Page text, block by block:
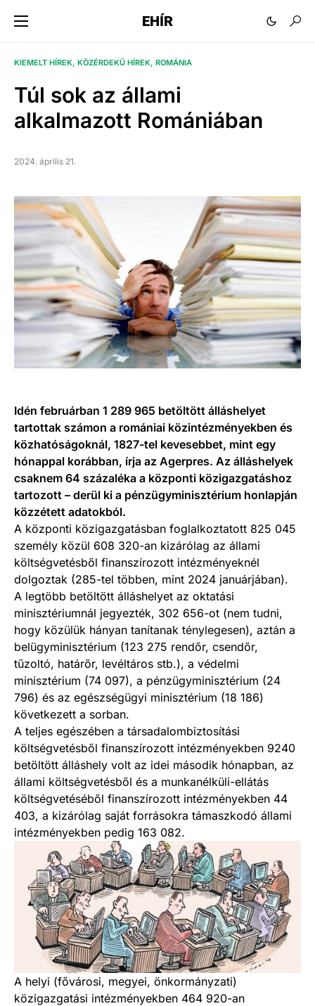
EHÍR
KIEMELT HÍREK KÖZÉRDEKŰ HÍREK ROMÁNIA
Túl sok az állami
alkalmazott Romániában
2024. április 21.
Idén februárban 1 289 965 betöltött álláshelyet
tartottak számon a romániai közintézményekben és
közhatóságoknál, 1827-tel kevesebbet, mint egy
hónappal korábban, írja az Agerpres. Az álláshelyek
csaknem 64 százaléka a központi közigazgatáshoz
tartozott – derül ki a pénzügyminisztérium honlapján
közzétett adatokból.
A központi közigazgatásban foglalkoztatott 825 045
személy közül 608 320-an kizárólag az állami
költségvetésből finanszírozott intézményeknél
dolgoztak (285-tel többen, mint 2024 januárjában).
A legtöbb betöltött álláshelyet az oktatási
minisztériumnál jegyezték, 302 656-ot (nem tudni,
hogy közülük hányan tanítanak ténylegesen), aztán a
belügyminisztérium (123 275 rendőr, csendőr,
tűzoltó, határőr, levéltáros stb.), a védelmi
minisztérium (74 097), a pénzügyminisztérium (24
796) és az egészségügyi minisztérium (18 186)
következett a sorban.
A teljes egészében a társadalombiztosítási
költségvetésből finanszírozott intézményekben 9240
betöltött álláshely volt az idei második hónapban, az
állami költségvetésből és a munkanélküli-ellátás
költségvetéséből finanszírozott intézményekben 44
403, a kizárólag saját forrásokra támaszkodó állami
intézményekben pedig 163 082.
A helyi (fővárosi, megyei, önkormányzati)
közigazgatási intézményekben 464 920-an